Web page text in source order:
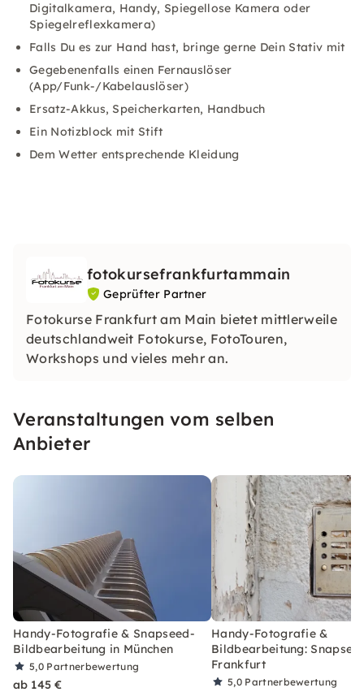
Digitalkamera, Handy, Spiegellose Kamera oder
Spiegelreflexkamera)
Falls Du es zur Hand hast, bringe gerne Dein Stativ mit
Gegebenenfalls einen Fernauslöser
(App/Funk-/Kabelauslöser)
Ersatz-Akkus, Speicherkarten, Handbuch
Ein Notizblock mit Stift
Dem Wetter entsprechende Kleidung
fotokursefrankfurtammain
Geprüfter Partner
Fotokurse Frankfurt am Main bietet mittlerweile
deutschlandweit Fotokurse, FotoTouren,
Workshops und vieles mehr an.
Veranstaltungen vom selben
Anbieter
Handy-Fotografie & Snapseed-
Bildbearbeitung in München
5,0 Partnerbewertung
ab 145 €
Handy-Fotografie &
Bildbearbeitung:
Frankfurt
5,0 Partnerbewertung